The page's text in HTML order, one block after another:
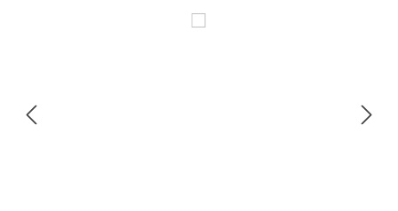
Bildergalerie überspringen